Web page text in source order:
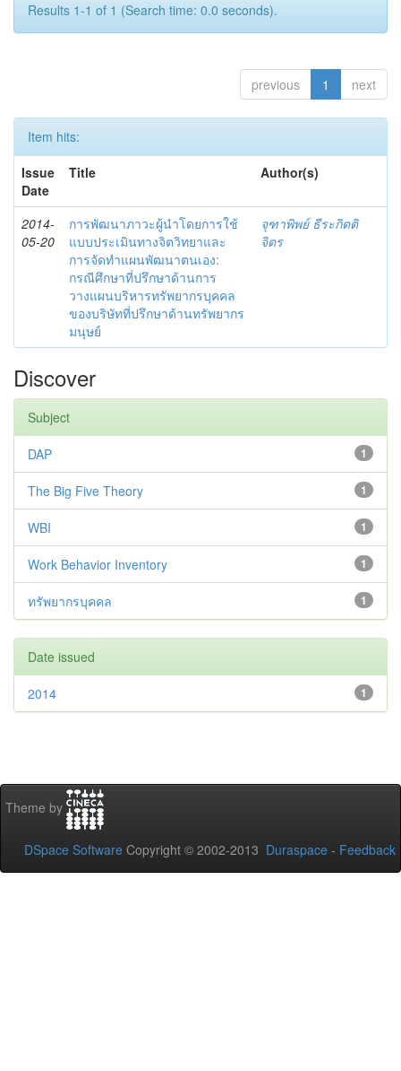
Results 1-1 of 1 (Search time: 0.0 seconds).
previous 1 next
Item hits:
Issue
Date
Title Author(s)
2014-
05-20
การพัฒนาภาวะผู้นำโดยการใช้
แบบประเมินทางจิตวิทยาและ
การจัดทำแผนพัฒนาตนเอง:
กรณีศึกษาที่ปรึกษาด้านการ
วางแผนบริหารทรัพยากรบุคคล
ของบริษัทที่ปรึกษาด้านทรัพยากร
มนุษย์
จุฑาพิพย์ ธีระกิตติ
จิตร
Discover
Subject
1
DAP
1
The Big Five Theory
1
WBI
1
Work Behavior Inventory
1
ทรัพยากรบุคคล
Date issued
1
2014
Theme by
DSpace Software Copyright © 2002-2013 Duraspace - Feedback